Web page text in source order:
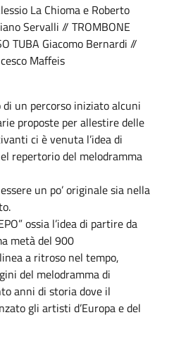
La Chioma e Roberto
Servalli // TROMBONE
TUBA Giacomo Bernardi //
Maffeis
un percorso iniziato alcuni
proposte per allestire delle
ci è venuta l’idea di
repertorio del melodramma
un po’ originale sia nella
ossia l’idea di partire da
metà del 900
a ritroso nel tempo,
del melodramma di
anni di storia dove il
gli artisti d’Europa e del